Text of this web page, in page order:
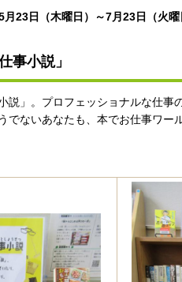
23日（木曜日）～7月23日（火曜
事小説」
説」。プロフェッショナルな仕事
でないあなたも、本でお仕事ワー